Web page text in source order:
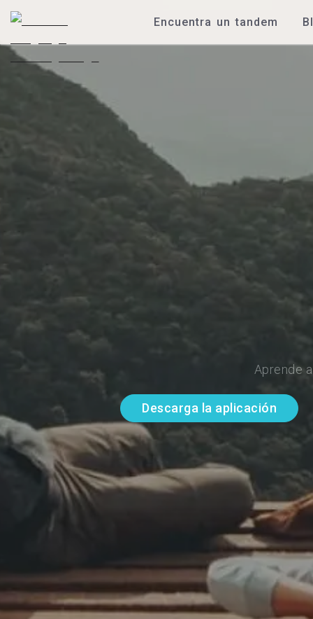
Encuentra un tandem
Aprende
Descarga la aplicación